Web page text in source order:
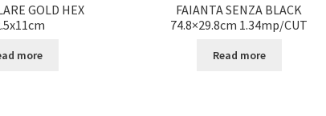
GOLD HEX
more
FAIANTA SENZA BLACK
74.8×29.8cm 1.34mp/CUT
Read more